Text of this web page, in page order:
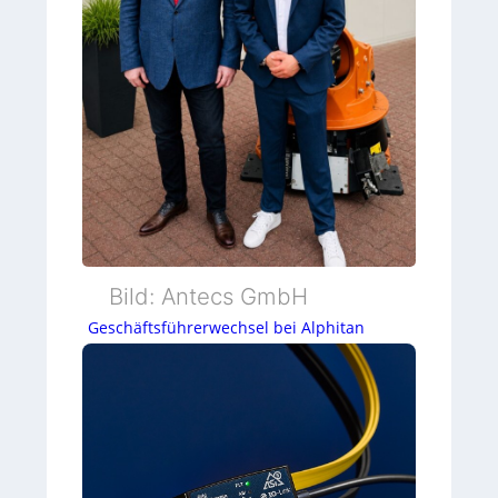
Bild: Antecs GmbH
Geschäftsführerwechsel bei Alphitan